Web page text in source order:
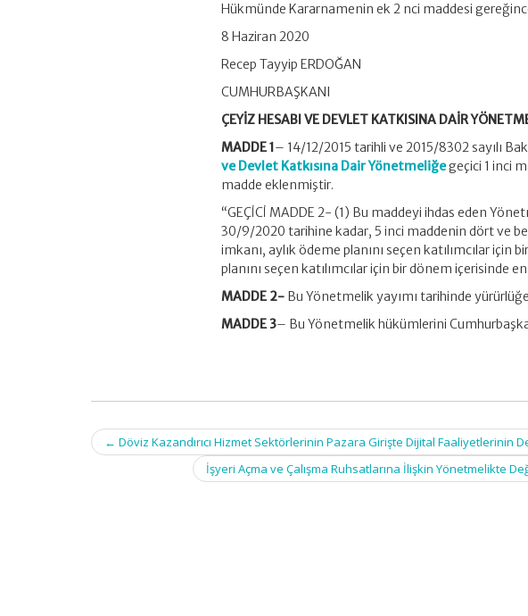
Hükmünde Kararnamenin ek 2 nci maddesi
8 Haziran 2020
Recep Tayyip ERDOĞAN
CUMHURBAŞKANI
ÇEYİZ HESABI VE DEVLET KATKISINA DAİR
MADDE 1– 14/12/2015 tarihli ve 2015/8302 sayılı
ve Devlet Katkısına Dair Yönetmeliğegeçici 1 inci
madde eklenmiştir.
“GEÇİCİ MADDE 2- (1) Bu maddeyi ihdas eden
30/9/2020 tarihine kadar, 5 inci maddenin dört ve
imkanı, aylık ödeme planını seçen katılımcılar için
planını seçen katılımcılar için bir dönem içerisinde
MADDE 2- Bu Yönetmelik yayımı tarihinde
MADDE 3– Bu Yönetmelik hükümlerini
Post
navigation
← Döviz Kazandırıcı Hizmet Sektörlerinin Pazara Girişte Dijital Faaliyetlerinin
İşyeri Açma ve Çalışma Ruhsatlarına İlişkin Yönetmelikte